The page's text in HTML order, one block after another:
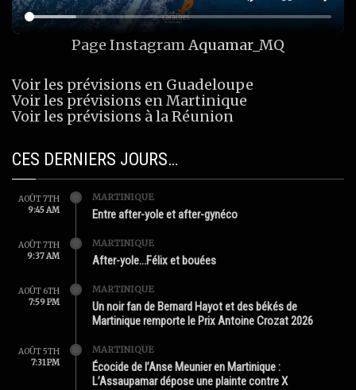
Page InstagramAquamar_MQ
Voir les prévisions en Guadeloupe
Voir les prévisions en Martinique
Voir les prévisions à la Réunion
CES DERNIERS JOURS…
AOÛT 7TH
9:45 AM
MARTINIQUE
Entre after-yole et after-gynéco
AOÛT 7TH
9:37 AM
MARTINIQUE
After-yole…Félix et bouées
AOÛT 6TH
7:59 PM
MARTINIQUE
Un noir fan de Bernard Hayot et des békés de
Martinique remporte le Prix Antoine Crozat 2026
AOÛT 5TH
7:31 PM
MARTINIQUE
Écocide de l’Anse Meunier en Martinique :
L’Assaupamar dépose une plainte contre X